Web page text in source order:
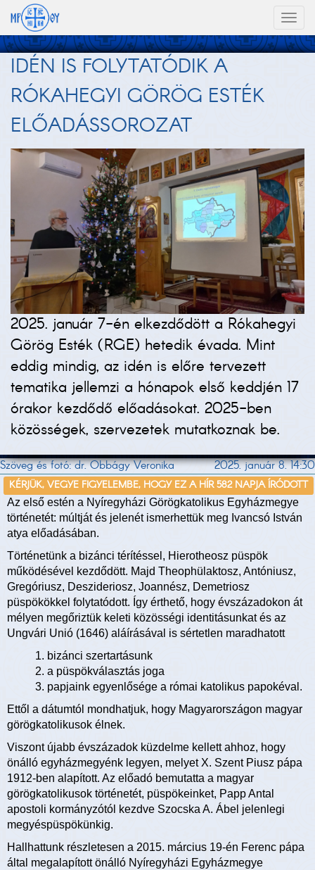
IDÉN IS FOLYTATÓDIK A
RÓKAHEGYI GÖRÖG ESTÉK
ELŐADÁSSOROZAT
2025. január 7-én elkezdődött a Rókahegyi
Görög Esték (RGE) hetedik évada. Mint
eddig mindig, az idén is előre tervezett
tematika jellemzi a hónapok első keddjén 17
órakor kezdődő előadásokat. 2025-ben
közösségek, szervezetek mutatkoznak be.
Szöveg és fotó: dr. Obbágy Veronika 2025. január 8. 14:30
KÉRJÜK, VEGYE FIGYELEMBE, HOGY EZ A HÍR 582 NAPJA ÍRÓDOTT
Az első estén a Nyíregyházi Görögkatolikus Egyházmegye
történetét: múltját és jelenét ismerhettük meg Ivancsó István
atya előadásában.
Történetünk a bizánci térítéssel, Hierotheosz püspök
működésével kezdődött. Majd Theophülaktosz, Antóniusz,
Gregóriusz, Deszideriosz, Joannész, Demetriosz
püspökökkel folytatódott. Így érthető, hogy évszázadokon át
mélyen megőriztük keleti közösségi identitásunkat és az
Ungvári Unió (1646) aláírásával is sértetlen maradhatott
1. bizánci szertartásunk
2. a püspökválasztás joga
3. papjaink egyenlősége a római katolikus papokéval.
Ettől a dátumtól mondhatjuk, hogy Magyarországon magyar
görögkatolikusok élnek.
Viszont újabb évszázadok küzdelme kellett ahhoz, hogy
önálló egyházmegyénk legyen, melyet X. Szent Piusz pápa
1912-ben alapított. Az előadó bemutatta a magyar
görögkatolikusok történetét, püspökeinket, Papp Antal
apostoli kormányzótól kezdve Szocska A. Ábel jelenlegi
megyéspüspökünkig.
Hallhattunk részletesen a 2015. március 19-én Ferenc pápa
által megalapított önálló Nyíregyházi Egyházmegye